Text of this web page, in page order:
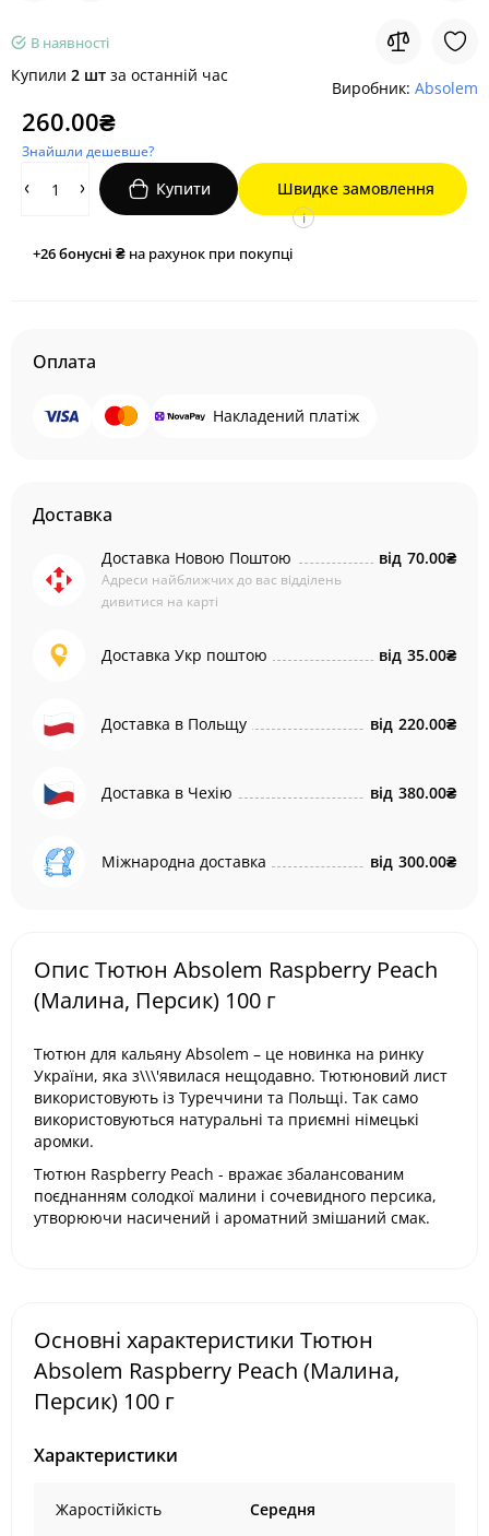
В наявності
Купили 2 шт за останній час
Виробник: Absolem
260.00₴
Знайшли дешевше?
Купити Швидке замовлення
+26бонусні ₴ на рахунок при покупці
i
Оплата
Накладений платіж
Доставка
Доставка Новою Поштою
Адреси найближчих до вас відділень
дивитися на карті
від 70.00₴
Доставка Укр поштою від 35.00₴
Доставка в Польщу від 220.00₴
Доставка в Чехію від 380.00₴
Міжнародна доставка від 300.00₴
Опис Тютюн Absolem Raspberry Peach
(Малина, Персик) 100 г
Тютюн для кальяну Absolem – це новинка на ринку
України, яка з\\\'явилася нещодавно. Тютюновий лист
використовують із Туреччини та Польщі. Так само
використовуються натуральні та приємні німецькі
аромки.
Тютюн Raspberry Peach - вражає збалансованим
поєднанням солодкої малини і сочевидного персика,
утворюючи насичений і ароматний змішаний смак.
Основні характеристики Тютюн
Absolem Raspberry Peach (Малина,
Персик) 100 г
Характеристики
Жаростійкість Середня